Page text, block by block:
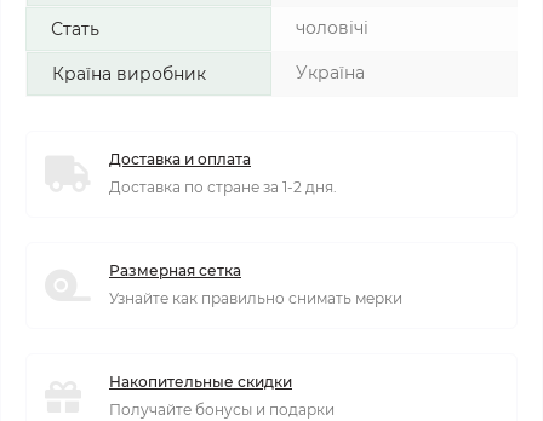
Стать чоловічі
Країна виробник Україна
Доставка и оплата
Доставка по стране за 1-2 дня.
Размерная сетка
Узнайте как правильно снимать мерки
Накопительные скидки
Получайте бонусы и подарки